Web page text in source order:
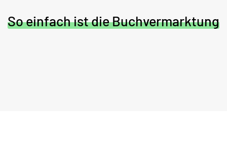
So einfach ist die Buchvermarktung